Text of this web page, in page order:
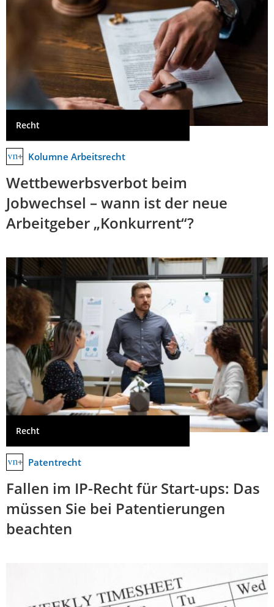
Recht
Kolumne Arbeitsrecht
Wettbewerbsverbot beim
Jobwechsel – wann ist der neue
Arbeitgeber „Konkurrent“?
Recht
Patentrecht
Fallen im IP-Recht für Start-ups: Das
müssen Sie bei Patentierungen
beachten